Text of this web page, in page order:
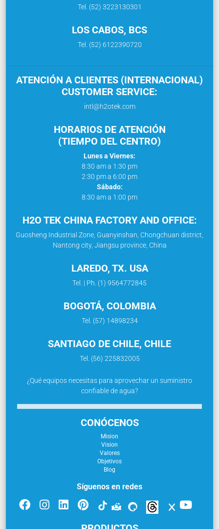
Tel. (52) 3223130301
LOS CABOS, BCS
Tel. (52) 6122390720
ATENCIÓN A CLIENTES (INTERNACIONAL)
CUSTOMER SERVICE:
intl@h2otek.com
HORARIOS DE ATENCIÓN
(TIEMPO DEL CENTRO)
Lunes a Viernes:
8:30 am a 1:30 pm
2:30 pm a 6:00 pm
Sábado:
8:30 am a 1:00 pm
H2O TEK CHINA FACTORY AND OFFICE:
Guosheng Industrial Zone, Guanyinshan, Chongchuan district,
Nantong city, Jiangsu province, China
LAREDO, TX. USA
Tel. | Ph. (1) 9564772845
BOGOTÁ, COLOMBIA
Tel. (57) 14898234
SANTIAGO DE CHILE, CHILE
Tel. (56) 225832005
¿Qué equipos necesitas para aprovechar un suministro
confiable de agua?
CONÓCENOS
Mision
Vision
Valores
Objetivos
Blog
Síguenos en redes